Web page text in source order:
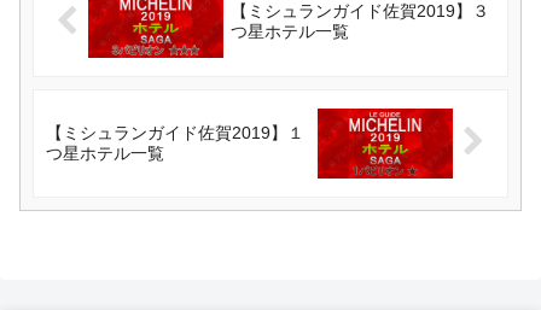
【ミシュランガイド佐賀2019】３
つ星ホテル一覧
【ミシュランガイド佐賀2019】１
つ星ホテル一覧